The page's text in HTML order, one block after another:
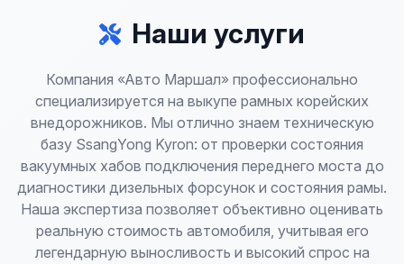
Наши услуги
Компания «Авто Маршал» профессионально
специализируется на выкупе рамных корейских
внедорожников. Мы отлично знаем техническую
базу SsangYong Kyron: от проверки состояния
вакуумных хабов подключения переднего моста до
диагностики дизельных форсунок и состояния рамы.
Наша экспертиза позволяет объективно оценивать
реальную стоимость автомобиля, учитывая его
легендарную выносливость и высокий спрос на